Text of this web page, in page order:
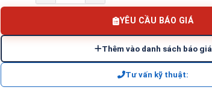
YÊU CẦU BÁO GIÁ
Thêm vào danh sách báo giá
Tư vấn kỹ thuật: